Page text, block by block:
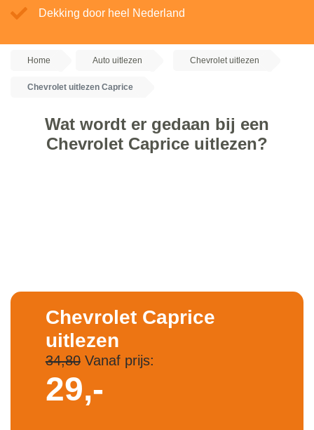
Dekking door heel Nederland
Home Auto uitlezen Chevrolet uitlezen
Chevrolet uitlezen Caprice
Wat wordt er gedaan bij een
Chevrolet Caprice uitlezen?
Chevrolet Caprice
uitlezen
34,80Vanaf prijs:
29,-